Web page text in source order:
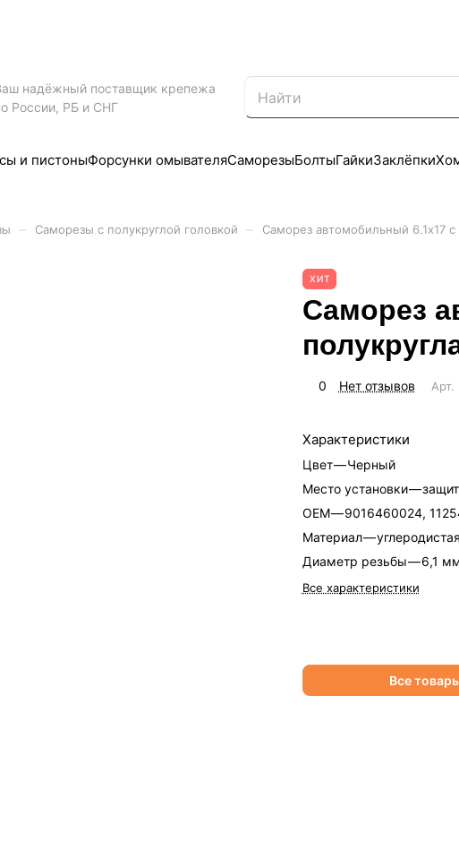
надёжный поставщик крепежа
России, РБ и СНГ
и пистоныФорсунки омывателяСаморезыБолтыГайкиЗаклёпки
Саморезы с полукруглой головкой Саморез автомобильный 6.1х17
ХИТ
Саморез
0 Нет отзывов Арт.
Характеристики
Цвет—Черный
Место установки—
OEM—9016460024,
Материал—
Диаметр резьбы—6,1
Все характеристики
Все